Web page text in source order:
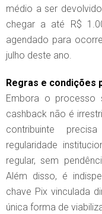
médio a ser
chegar a até R$
agendado para
julho deste ano.
Regras e condições
Embora o processo
cashback não é
contribuinte
regularidade
regular, sem
Além disso, é
chave Pix vinculada
única forma de